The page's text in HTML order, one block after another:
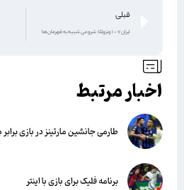
قبلی
ایران ۷ – 1 ونزوئلا: شروعی شبیه به قهرمان‌ها
اخبار مرتبط
طارمی جانشین مارتینز در بازی برابر
برنامه فلیک برای بازی با اینتر